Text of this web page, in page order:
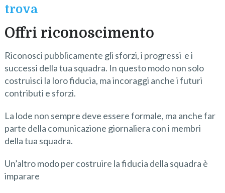
trova
Offri riconoscimento
Riconosci pubblicamente gli sforzi, i progressi e i
successi della tua squadra. In questo modo non solo
costruisci la loro fiducia, ma incoraggi anche i futuri
contributi e sforzi.
La lode non sempre deve essere formale, ma anche far
parte della comunicazione giornaliera con i membri
della tua squadra.
Un’altro modo per costruire la fiducia della squadra è
imparare